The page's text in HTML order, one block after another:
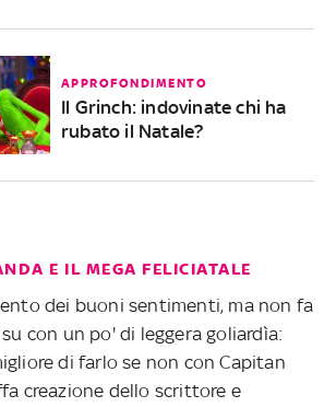
APPROFONDIMENTO
Il Grinch: indovinate chi ha
rubato il Natale?
E IL MEGA FELICIATALE
dei buoni sentimenti, ma non fa
con un po' di leggera goliardìa:
di farlo se non con Capitan
creazione dello scrittore e